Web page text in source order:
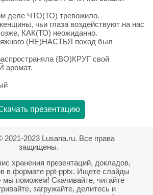
деле ЧТО(ТО) тревожило.
чьи глаза воздействуют на нас
КАК(ТО) неожиданно.
(НЕ)НАСТЬЯ поход был
(ВО)КРУГ свой
презентацию
2021-2023 Lusana.ru. Все права
защищены.
хранения презентаций, докладов,
в формате ppt-pptx. Ищете слайды
мы поможем! Скачивайте, читайте
загружайте, делитесь и